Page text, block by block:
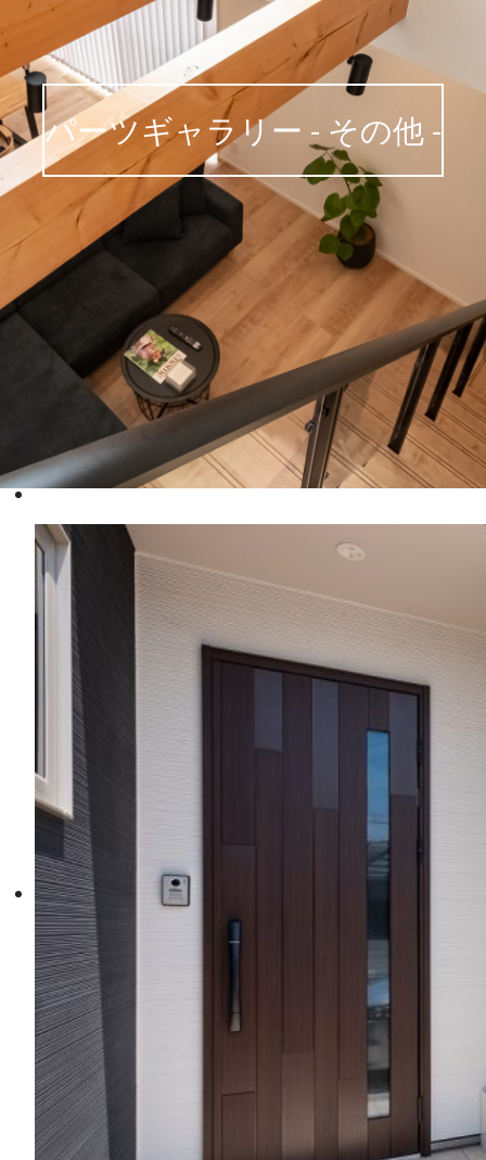
来場
パーツギャラリー - その他 -
イデキョウホーム> パーツギャラリー >その他
others
その他